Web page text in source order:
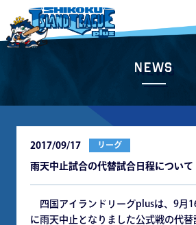
News
2017/09/17 リーグ
雨天中止試合の代替試合日程について
四国アイランドリーグplusは、9月
に雨天中止となりました公式戦の代